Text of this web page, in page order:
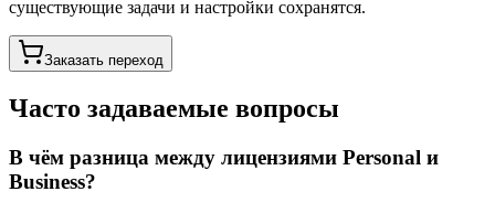
существующие задачи и настройки сохранятся.
Заказать переход
Часто задаваемые вопросы
В чём разница между лицензиями Personal и
Business?